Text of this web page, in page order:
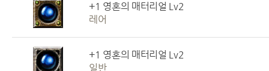
+1 영혼의 매터리얼 Lv2
레어
+1 영혼의 매터리얼 Lv2
일반